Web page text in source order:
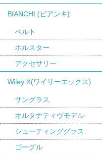
BIANCHI (ビアンキ)
ベルト
ホルスター
アクセサリー
Wiley X(ワイリーエックス)
サングラス
オルタナティヴモデル
シューティンググラス
ゴーグル